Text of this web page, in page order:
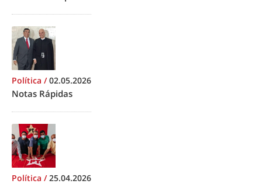
Política /02.05.2026
Notas Rápidas
Política /25.04.2026